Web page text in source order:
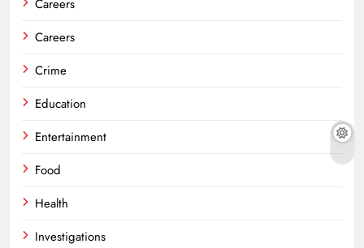
Careers
Careers
Crime
Education
Entertainment
Food
Health
Investigations